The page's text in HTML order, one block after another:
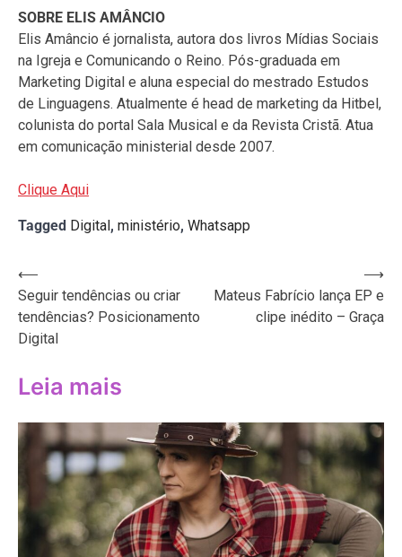
SOBRE ELIS AMÂNCIO
Elis Amâncio é jornalista, autora dos livros Mídias Sociais
na Igreja e Comunicando o Reino. Pós-graduada em
Marketing Digital e aluna especial do mestrado Estudos
de Linguagens. Atualmente é head de marketing da Hitbel,
colunista do portal Sala Musical e da Revista Cristã. Atua
em comunicação ministerial desde 2007.
Clique Aqui
Tagged Digital , ministério, Whatsapp
Navegação
de
Post
⟵
Seguir tendências ou criar
tendências? Posicionamento
Digital
Mateus Fabrício lança EP e
clipe inédito – Graça
⟶
Leia mais